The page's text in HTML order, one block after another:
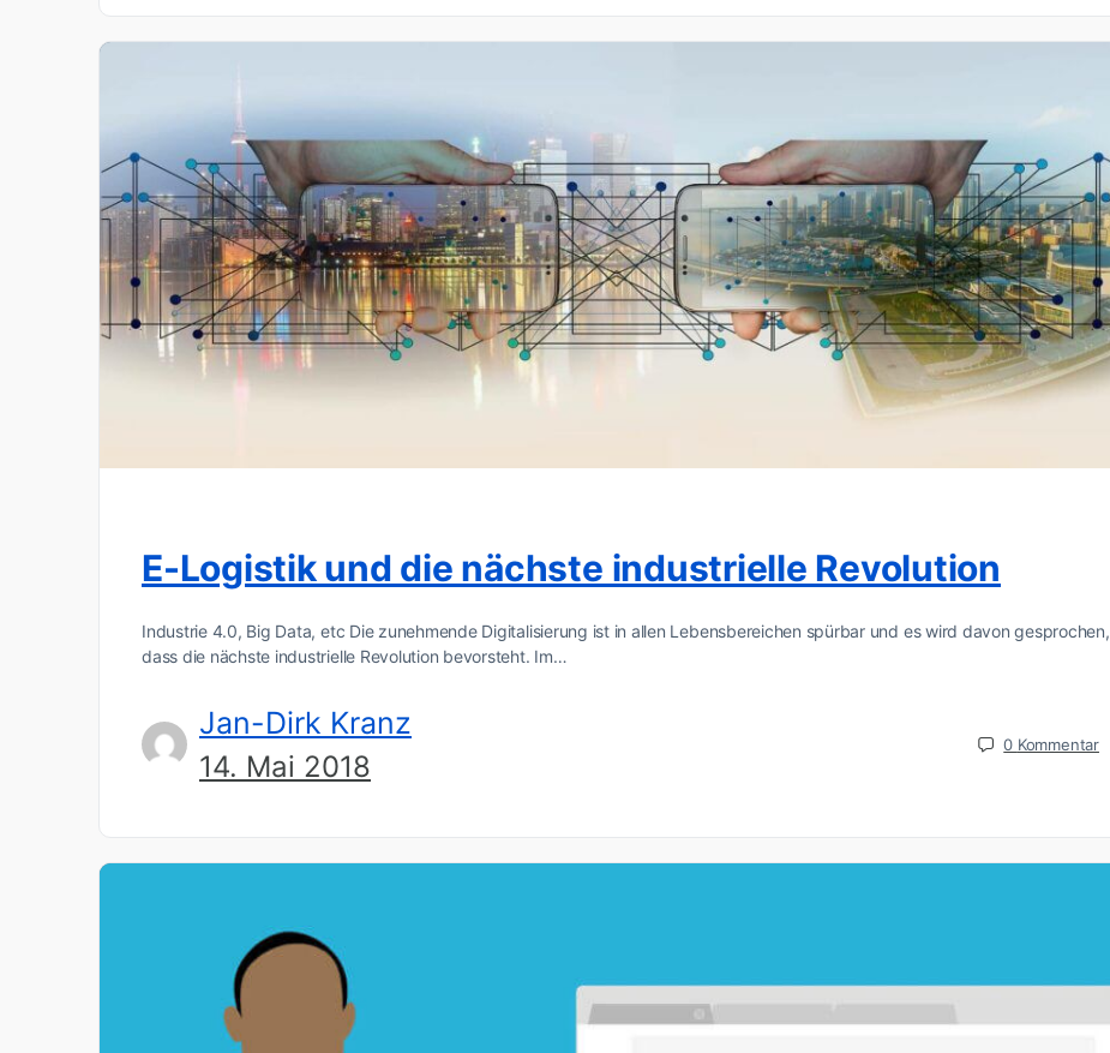
E-Logistik und die nächste industrielle Revolution
Industrie 4.0, Big Data, etc Die zunehmende Digitalisierung ist in allen Lebensbereichen spürbar und es wird davon gesprochen,
dass die nächste industrielle Revolution bevorsteht. Im…
Jan-Dirk Kranz
14. Mai 2018
0 Kommentar